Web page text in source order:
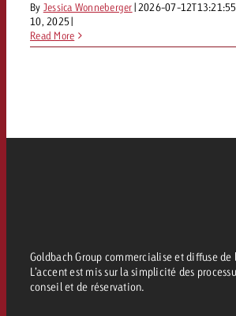
By Jessica Wonneberger| 2026-07-
10, 2025|
Read More
Goldbach Group commercialise et diffuse
L’accent est mis sur la simplicité des
conseil et de réservation.